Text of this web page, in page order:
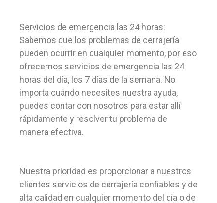
Servicios de emergencia las 24 horas:
Sabemos que los problemas de cerrajería
pueden ocurrir en cualquier momento, por eso
ofrecemos servicios de emergencia las 24
horas del día, los 7 días de la semana. No
importa cuándo necesites nuestra ayuda,
puedes contar con nosotros para estar allí
rápidamente y resolver tu problema de
manera efectiva.
Nuestra prioridad es proporcionar a nuestros
clientes servicios de cerrajería confiables y de
alta calidad en cualquier momento del día o de